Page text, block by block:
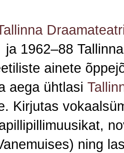
1962–88
ainete
aega ühtlasi
Kirjutas
ning